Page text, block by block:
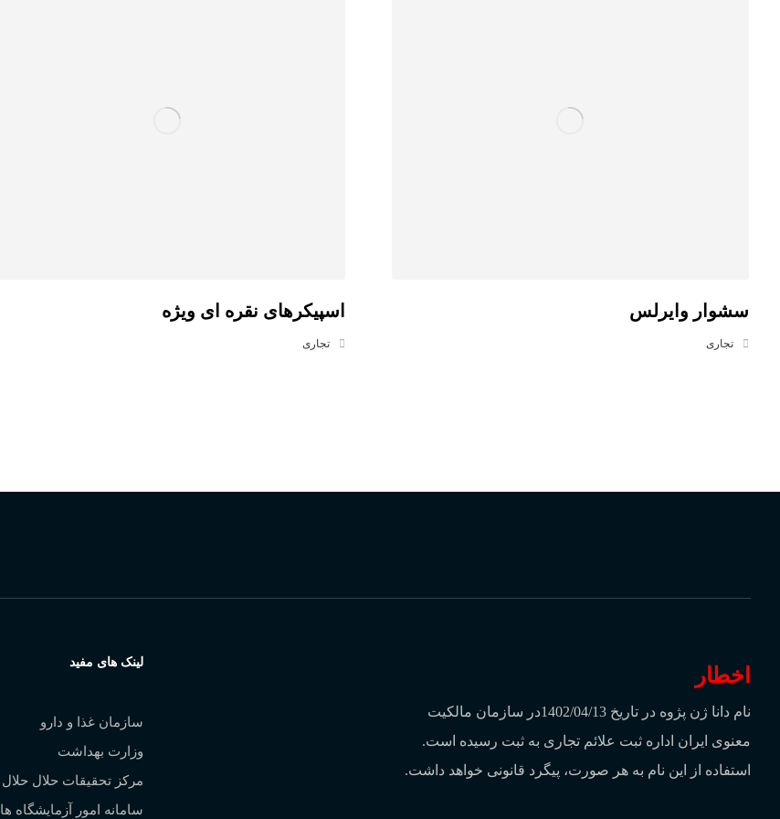
سشوار وایرلس
تجاری
اسپیکرهای نقره ای ویژه
تجاری
اخطار
نام دانا ژن پژوه در تاریخ 1402/04/13در سازمان مالکیت
معنوی ایران اداره ثبت علائم تجاری به ثبت رسیده است.
استفاده از این نام به هر صورت، پیگرد قانونی خواهد داشت.
لینک های مفید
سازمان غذا و دارو
وزارت بهداشت
مرکز تحقیقات حلال حلال
سامانه امور آزمایشگاه ها